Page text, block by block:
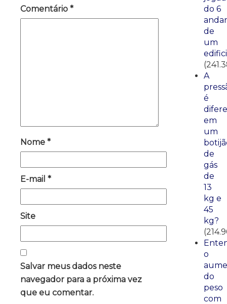
Comentário *
Nome *
E-mail *
Site
Salvar meus dados neste
navegador para a próxima vez
que eu comentar.
do 6
andar
de
um
A
é
em
um
de
gás
de
13
kg e
45
kg?
o
do
peso
com